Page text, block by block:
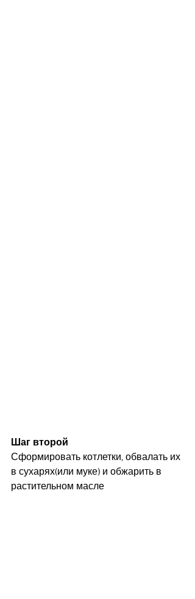
Шаг второй
Сформировать котлетки, обвалать их
в сухарях(или муке) и обжарить в
растительном масле